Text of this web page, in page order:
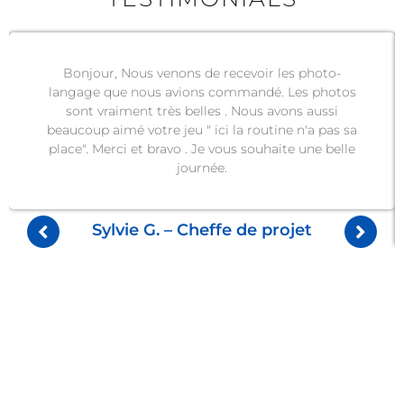
Bonjour, Nous venons de recevoir les photo-
langage que nous avions commandé. Les photos
sont vraiment très belles . Nous avons aussi
beaucoup aimé votre jeu " ici la routine n'a pas sa
place". Merci et bravo . Je vous souhaite une belle
journée.
Sylvie G. – Cheffe de projet